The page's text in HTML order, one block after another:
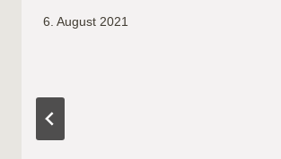
6. August 2021